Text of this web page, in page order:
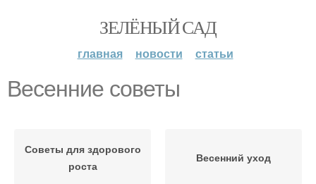
ЗЕЛЁНЫЙ САД
главная новости статьи
Весенние советы
Советы для здорового
роста
Весенний уход